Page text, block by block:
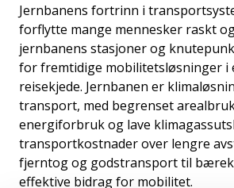
Jernbanens fortrinn i
forflytte mange mennesker raskt
jernbanens stasjoner og
for fremtidige mobilitetsløsninger i
reisekjede. Jernbanen er
transport, med begrenset
energiforbruk og lave
transportkostnader over lengre
fjerntog og godstransport til
effektive bidrag for mobilitet.